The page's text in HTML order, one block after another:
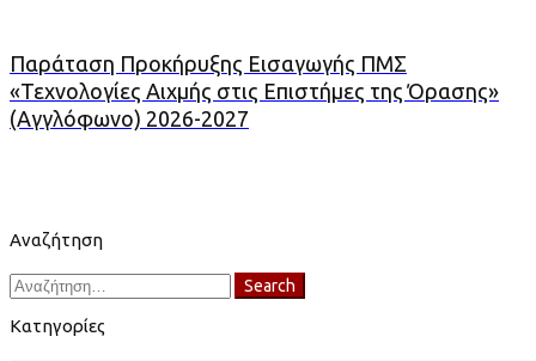
Παράταση Προκήρυξης Εισαγωγής ΠΜΣ
«Τεχνολογίες Αιχμής στις Επιστήμες της Όρασης»
(Αγγλόφωνο) 2026-2027
Αναζήτηση
Search
for:
Search
Κατηγορίες